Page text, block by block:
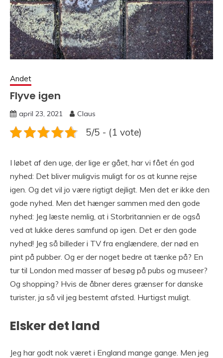
Andet
Flyve igen
april 23, 2021 Claus
5/5 - (1 vote)
I løbet af den uge, der lige er gået, har vi fået én god
nyhed: Det bliver muligvis muligt for os at kunne rejse
igen. Og det vil jo være rigtigt dejligt. Men det er ikke den
gode nyhed. Men det hænger sammen med den gode
nyhed: Jeg læste nemlig, at i Storbritannien er de også
ved at lukke deres samfund op igen. Det er den gode
nyhed! Jeg så billeder i TV fra englændere, der nød en
pint på pubber. Og er der noget bedre at tænke på? En
tur til London med masser af besøg på pubs og museer?
Og shopping? Hvis de åbner deres grænser for danske
turister, ja så vil jeg bestemt afsted. Hurtigst muligt.
Elsker det land
Jeg har godt nok været i England mange gange. Men jeg